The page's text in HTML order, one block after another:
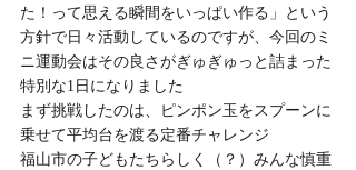
た！って思える瞬間をいっぱい作る」という
方針で日々活動しているのですが、今回のミ
ニ運動会はその良さがぎゅぎゅっと詰まった
特別な1日になりました
まず挑戦したのは、ピンポン玉をスプーンに
乗せて平均台を渡る定番チャレンジ
福山市の子どもたちらしく（？）みんな慎重